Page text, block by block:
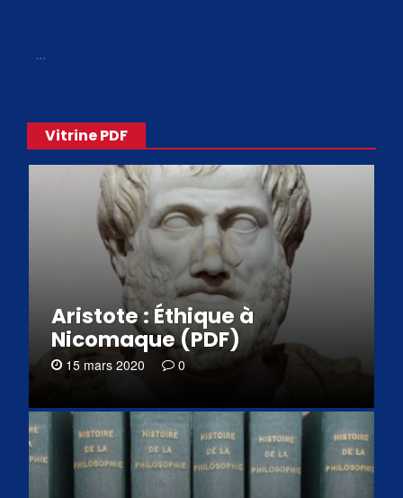
…
Vitrine PDF
Aristote : Éthique à
Nicomaque (PDF)
15 mars 2020 0